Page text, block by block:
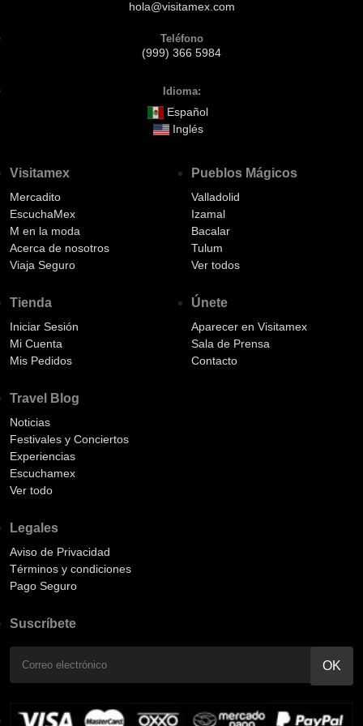
hola@visitamex.com
Teléfono
(999) 366 5984
Idioma:
Español
Inglés
Visitamex
Mercadito
EscuchaMex
M en la moda
Acerca de nosotros
Viaja Seguro
Tienda
Iniciar Sesión
Mi Cuenta
Mis Pedidos
Pueblos Mágicos
Valladolid
Izamal
Bacalar
Tulum
Ver todos
Únete
Aparecer en Visitamex
Sala de Prensa
Contacto
Travel Blog
Noticias
Festivales y Conciertos
Experiencias
Escuchamex
Ver todo
Legales
Aviso de Privacidad
Términos y condiciones
Pago Seguro
Suscríbete